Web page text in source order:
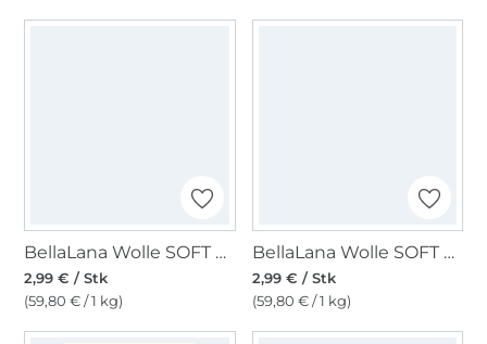
BellaLana Wolle SOFT 50gr. , marine
2,99 € / Stk
(59,80 € / 1 kg)
BellaLana Wolle SOFT 50gr. , gelb
2,99 € / Stk
(59,80 € / 1 kg)